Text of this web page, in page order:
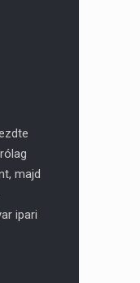
majd
ipari